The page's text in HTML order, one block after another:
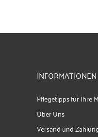
INFORMATIONEN
Pflegetipps für Ihre
Über Uns
Versand und